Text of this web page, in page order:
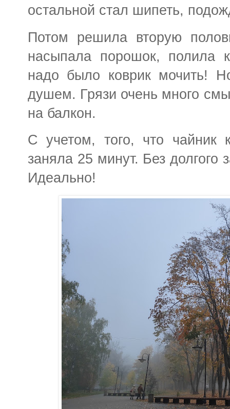
остальной стал шипеть,
Потом решила вторую
насыпала порошок, полила
надо было коврик мочить!
душем. Грязи очень много
на балкон.
С учетом, того, что чайник
заняла 25 минут. Без долгого
Идеально!